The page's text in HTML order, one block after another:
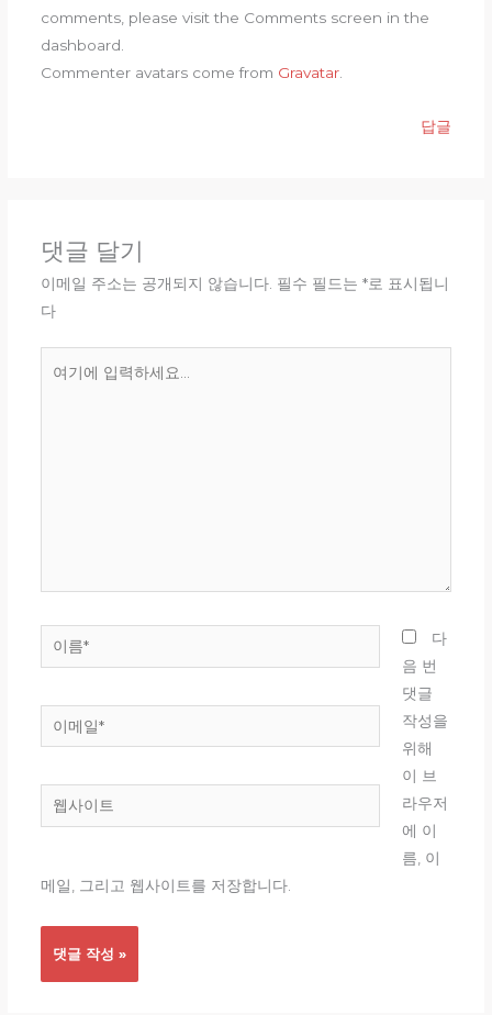
comments, please visit the Comments screen in the
dashboard.
Commenter avatars come from Gravatar.
답글
댓글 달기
이메일 주소는 공개되지 않습니다. 필수 필드는 *로 표시됩니
다
름
메
사
트
다
음 번
댓글
작성을
위해
이 브
라우저
에 이
름, 이
메일, 그리고 웹사이트를 저장합니다.